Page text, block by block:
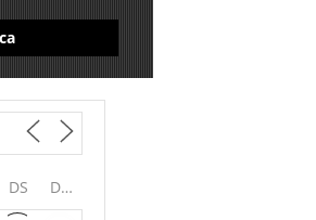
DS DG